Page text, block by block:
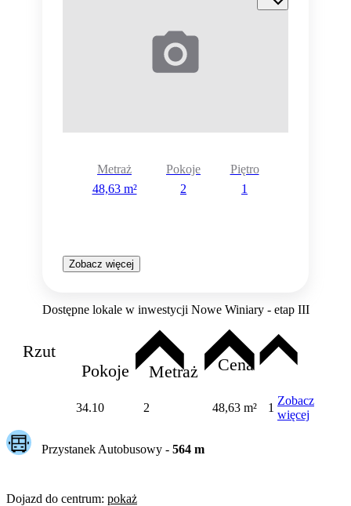
Metraż
48,63 m²
Pokoje
2
Piętro
1
Zobacz więcej
Dostępne lokale w inwestycji Nowe Winiary - etap III
Rzut
Pokoje
Metraż Cena
34.10 2 48,63 m² 1
Zobacz
więcej
Przystanek Autobusowy - 564m
Dojazd do centrum: pokaż